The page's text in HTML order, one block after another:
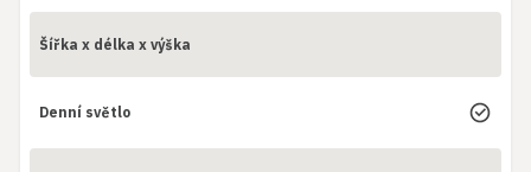
Šířka x délka x výška
Denní světlo